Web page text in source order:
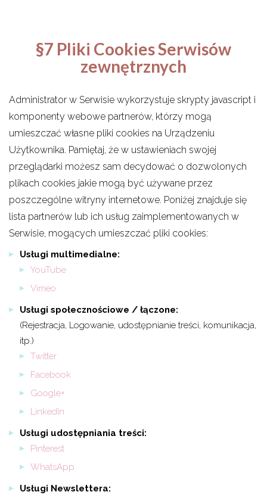
§7 Pliki Cookies Serwisów
zewnętrznych
Administrator w Serwisie wykorzystuje skrypty javascript i
komponenty webowe partnerów, którzy mogą
umieszczać własne pliki cookies na Urządzeniu
Użytkownika. Pamiętaj, że w ustawieniach swojej
przeglądarki możesz sam decydować o dozwolonych
plikach cookies jakie mogą być używane przez
poszczególne witryny internetowe. Poniżej znajduje się
lista partnerów lub ich usług zaimplementowanych w
Serwisie, mogących umieszczać pliki cookies:
Usługi multimedialne:
YouTube
Vimeo
Usługi społecznościowe / łączone:
(Rejestracja, Logowanie, udostępnianie treści, komunikacja,
itp.)
Twitter
Facebook
Google+
LinkedIn
Usługi udostępniania treści:
Pinterest
WhatsApp
Usługi Newslettera: